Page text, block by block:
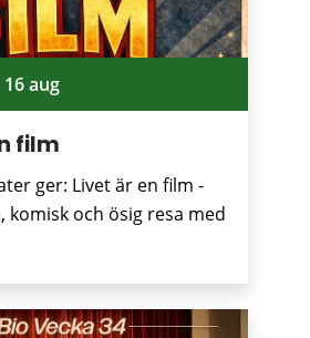
16 aug
film
ger: Livet är en film -
komisk och ösig resa med